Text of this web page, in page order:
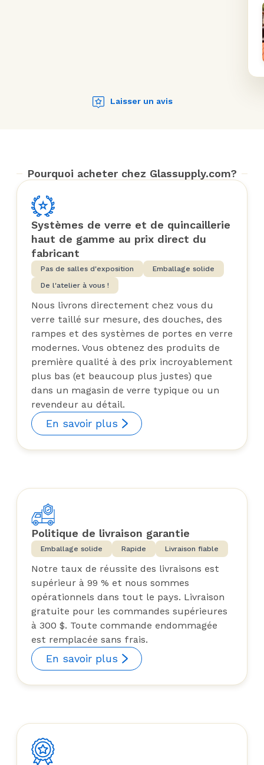
Laisser un avis
Pourquoi acheter chez Glassupply.com?
Systèmes de verre et de quincaillerie
haut de gamme au prix direct du
fabricant
Pas de salles d'exposition
Emballage solide
De l'atelier à vous !
Nous livrons directement chez vous du
verre taillé sur mesure, des douches, des
rampes et des systèmes de portes en verre
modernes. Vous obtenez des produits de
première qualité à des prix incroyablement
plus bas (et beaucoup plus justes) que
dans un magasin de verre typique ou un
revendeur au détail.
En savoir plus
Politique de livraison garantie
Emballage solide Rapide Livraison fiable
Notre taux de réussite des livraisons est
supérieur à 99 % et nous sommes
opérationnels dans tout le pays. Livraison
gratuite pour les commandes supérieures
à 300 $. Toute commande endommagée
est remplacée sans frais.
En savoir plus